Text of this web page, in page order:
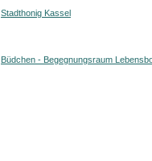
Stadthonig Kassel
Büdchen - Begegnungsraum